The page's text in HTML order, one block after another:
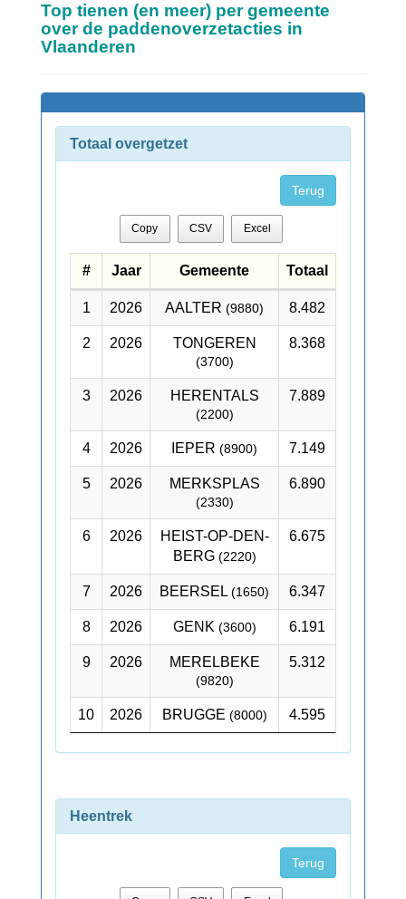
Top tienen (en meer) per gemeente
over de paddenoverzetacties in
Vlaanderen
Totaal overgetzet
Terug
Copy CSV Excel
# Jaar Gemeente Totaal
1 2026 AALTER (9880) 8.482
2 2026 TONGEREN
(3700)
8.368
3 2026 HERENTALS
(2200)
7.889
4 2026 IEPER (8900) 7.149
5 2026 MERKSPLAS
(2330)
6.890
6 2026
HEIST-OP-DEN-
BERG (2220)
6.675
7 2026 BEERSEL (1650) 6.347
8 2026 GENK (3600) 6.191
9 2026 MERELBEKE
(9820)
5.312
10 2026 BRUGGE (8000) 4.595
Heentrek
Terug